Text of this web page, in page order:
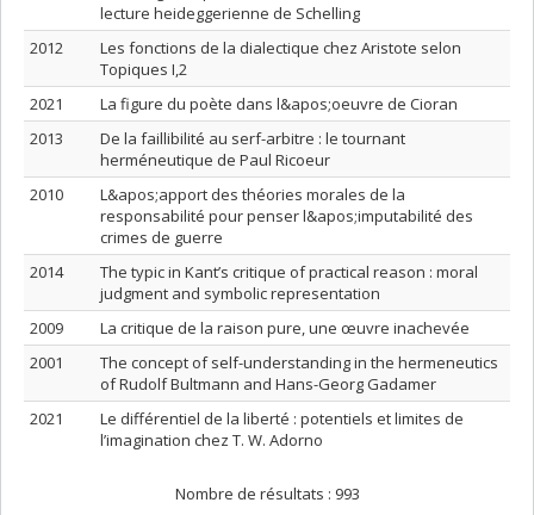
lecture heideggerienne de Schelling
2012
Les fonctions de la dialectique chez Aristote selon
Topiques I,2
2021
La figure du poète dans l&apos;oeuvre de Cioran
2013
De la faillibilité au serf-arbitre : le tournant
herméneutique de Paul Ricoeur
2010
L&apos;apport des théories morales de la
responsabilité pour penser l&apos;imputabilité des
crimes de guerre
2014
The typic in Kant’s critique of practical reason : moral
judgment and symbolic representation
2009
La critique de la raison pure, une œuvre inachevée
2001
The concept of self-understanding in the hermeneutics
of Rudolf Bultmann and Hans-Georg Gadamer
2021
Le différentiel de la liberté : potentiels et limites de
l’imagination chez T. W. Adorno
Nombre de résultats : 993